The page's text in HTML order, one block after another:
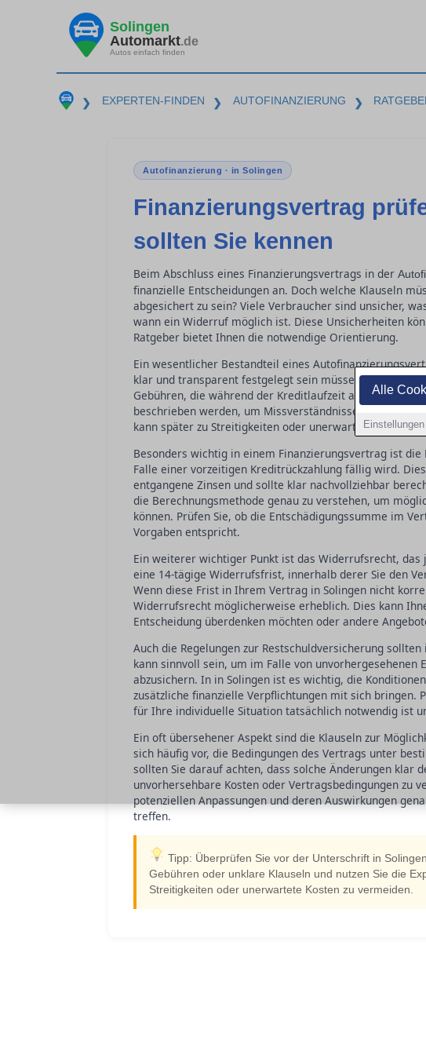
Alle
Einstellungen
Solingen
Automarkt.de
Autos einfach finden
❯ EXPERTEN-FINDEN ❯ AUTOFINANZIERUNG ❯
Autofinanzierung · in Solingen
Finanzierungsvertrag
sollten Sie kennen
Beim Abschluss eines Finanzierungsvertrags in der
finanzielle Entscheidungen an. Doch welche Klauseln
abgesichert zu sein? Viele Verbraucher sind unsicher,
wann ein Widerruf möglich ist. Diese Unsicherheiten
Ratgeber bietet Ihnen die notwendige Orientierung.
Ein wesentlicher Bestandteil eines
klar und transparent festgelegt sein müssen. Dazu
Gebühren, die während der Kreditlaufzeit anfallen
beschrieben werden, um Missverständnisse zu
kann später zu Streitigkeiten oder unerwarteten Kosten
Besonders wichtig in einem Finanzierungsvertrag ist
Falle einer vorzeitigen Kreditrückzahlung fällig wird.
entgangene Zinsen und sollte klar nachvollziehbar
die Berechnungsmethode genau zu verstehen, um
können. Prüfen Sie, ob die Entschädigungssumme im
Vorgaben entspricht.
Ein weiterer wichtiger Punkt ist das Widerrufsrecht,
eine 14-tägige Widerrufsfrist, innerhalb derer Sie den
Wenn diese Frist in Ihrem Vertrag in Solingen nicht
Widerrufsrecht möglicherweise erheblich. Dies kann
Entscheidung überdenken möchten oder andere
Auch die Regelungen zur Restschuldversicherung
kann sinnvoll sein, um im Falle von
abzusichern. In in Solingen ist es wichtig, die
zusätzliche finanzielle Verpflichtungen mit sich bringen.
für Ihre individuelle Situation tatsächlich notwendig ist
Ein oft übersehener Aspekt sind die Klauseln zur
sich häufig vor, die Bedingungen des Vertrags unter
sollten Sie darauf achten, dass solche Änderungen klar
unvorhersehbare Kosten oder Vertragsbedingungen zu
potenziellen Anpassungen und deren Auswirkungen
treffen.
Tipp: Überprüfen Sie vor der Unterschrift in
Gebühren oder unklare Klauseln und nutzen Sie die
Streitigkeiten oder unerwartete Kosten zu vermeiden.